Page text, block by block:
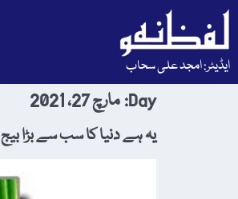
ایڈیٹر: امجد علی سحاب
Day: مارچ 27، 2021
یہ ہے دنیا کا سب سے بڑا بیج